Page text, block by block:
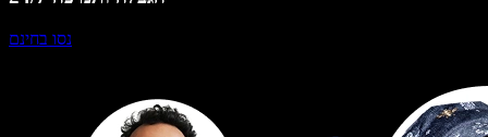
נסו בחינם